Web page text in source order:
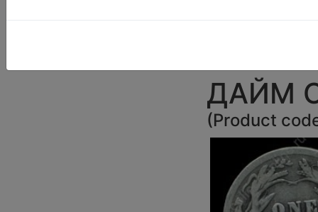
ДАЙМ
(Product